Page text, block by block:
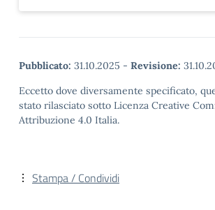
Pubblicato: 31.10.2025 - Revisione:
Eccetto dove diversamente specificato,
stato rilasciato sotto Licenza Creative
Attribuzione 4.0 Italia.
Stampa / Condividi